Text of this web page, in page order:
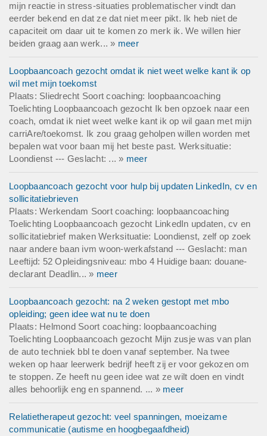
mijn reactie in stress-situaties problematischer vindt dan
eerder bekend en dat ze dat niet meer pikt. Ik heb niet de
capaciteit om daar uit te komen zo merk ik. We willen hier
beiden graag aan werk... » meer
Loopbaancoach gezocht omdat ik niet weet welke kant ik op
wil met mijn toekomst
Plaats: Sliedrecht Soort coaching: loopbaancoaching
Toelichting Loopbaancoach gezocht Ik ben opzoek naar een
coach, omdat ik niet weet welke kant ik op wil gaan met mijn
carriAre/toekomst. Ik zou graag geholpen willen worden met
bepalen wat voor baan mij het beste past. Werksituatie:
Loondienst --- Geslacht: ... » meer
Loopbaancoach gezocht voor hulp bij updaten LinkedIn, cv en
sollicitatiebrieven
Plaats: Werkendam Soort coaching: loopbaancoaching
Toelichting Loopbaancoach gezocht LinkedIn updaten, cv en
sollicitatiebrief maken Werksituatie: Loondienst, zelf op zoek
naar andere baan ivm woon-werkafstand --- Geslacht: man
Leeftijd: 52 Opleidingsniveau: mbo 4 Huidige baan: douane-
declarant Deadlin... » meer
Loopbaancoach gezocht: na 2 weken gestopt met mbo
opleiding; geen idee wat nu te doen
Plaats: Helmond Soort coaching: loopbaancoaching
Toelichting Loopbaancoach gezocht Mijn zusje was van plan
de auto techniek bbl te doen vanaf september. Na twee
weken op haar leerwerk bedrijf heeft zij er voor gekozen om
te stoppen. Ze heeft nu geen idee wat ze wilt doen en vindt
alles behoorlijk eng en spannend. ... » meer
Relatietherapeut gezocht: veel spanningen, moeizame
communicatie (autisme en hoogbegaafdheid)